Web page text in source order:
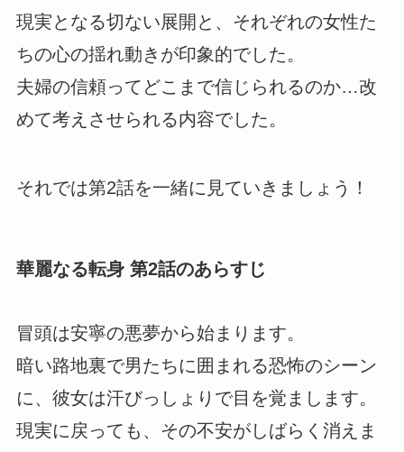
現実となる切ない展開と、それぞれの女性た
ちの心の揺れ動きが印象的でした。
夫婦の信頼ってどこまで信じられるのか…改
めて考えさせられる内容でした。
それでは第2話を一緒に見ていきましょう！
華麗なる転身 第2話のあらすじ
冒頭は安寧の悪夢から始まります。
暗い路地裏で男たちに囲まれる恐怖のシーン
に、彼女は汗びっしょりで目を覚まします。
現実に戻っても、その不安がしばらく消えま